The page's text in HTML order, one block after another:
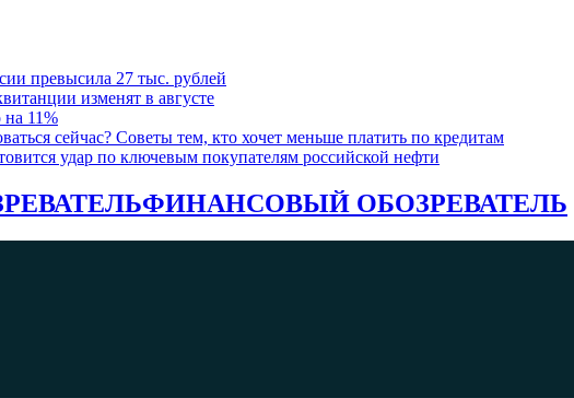
превысила 27 тыс. рублей
изменят в августе
на 11%
сейчас? Советы тем, кто хочет меньше платить по кредитам
удар по ключевым покупателям российской нефти
ФИНАНСОВЫЙ ОБОЗРЕВАТЕЛЬ